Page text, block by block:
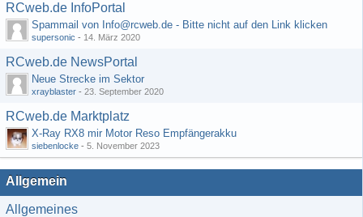
RCweb.de InfoPortal
Spammail von Info@rcweb.de - Bitte nicht auf den Link klicken
supersonic - 14. März 2020
RCweb.de NewsPortal
Neue Strecke im Sektor
xrayblaster - 23. September 2020
RCweb.de Marktplatz
X-Ray RX8 mir Motor Reso Empfängerakku
siebenlocke - 5. November 2023
Allgemein
Allgemeines